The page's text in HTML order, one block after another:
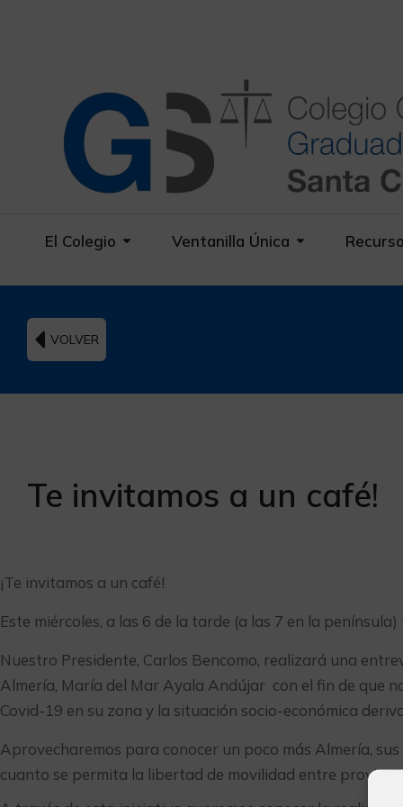
El Colegio Ventanilla Única
VOLVER
Te invitamos a un café!
¡Te invitamos a un café!
Este miércoles, a las 6 de la tarde (a las 7 en la
Nuestro Presidente, Carlos Bencomo, realizará una
Almería, María del Mar Ayala Andújar con el fin de que
Covid-19 en su zona y la situación socio-económica
Aprovecharemos para conocer un poco más Almería,
cuanto se permita la libertad de movilidad entre